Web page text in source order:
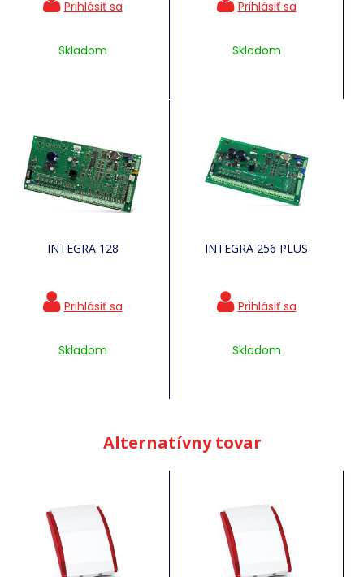
Skladom Skladom
INTEGRA 128
Skladom
INTEGRA 256 PLUS
Skladom
Alternatívny tovar